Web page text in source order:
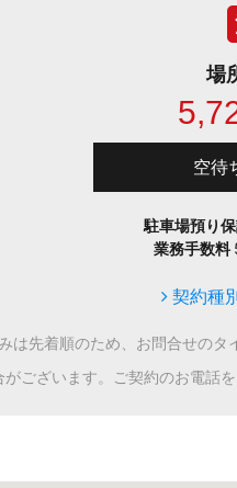
場
空待
駐車場預り
業務手数料
契約種
先着順のため、お問合せの
ございます。ご契約のお電話